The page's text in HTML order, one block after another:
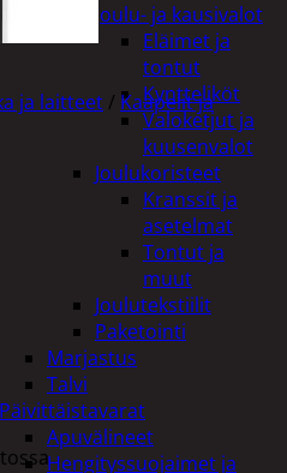
Joulu- ja kausivalot
Eläimet ja
tontut
Kyntteliköt
Valoketjut ja
kuusenvalot
Joulukoristeet
Kranssit ja
asetelmat
Tontut ja
muut
Joulutekstiilit
Paketointi
Marjastus
Talvi
Päivittäistavarat
Apuvälineet
Hengityssuojaimet ja
ja laitteet / Kaapelit ja